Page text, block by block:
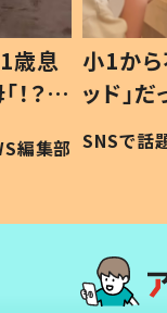
フテ
食”を
編集部
ひ孫に
が、抱
「涙が
い」